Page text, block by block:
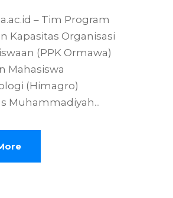
– Tim Program
Kapasitas Organisasi
(PPK Ormawa)
Mahasiswa
(Himagro)
Muhammadiyah...